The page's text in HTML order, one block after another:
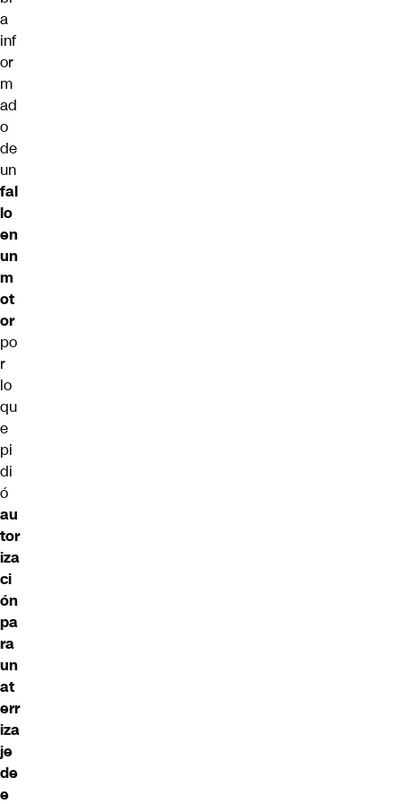
a
inf
or
m
ad
o
de
un
fal
lo
en
un
m
ot
or
po
r
lo
qu
e
pi
di
ó
au
tor
iza
ci
ón
pa
ra
un
at
err
iza
je
de
e